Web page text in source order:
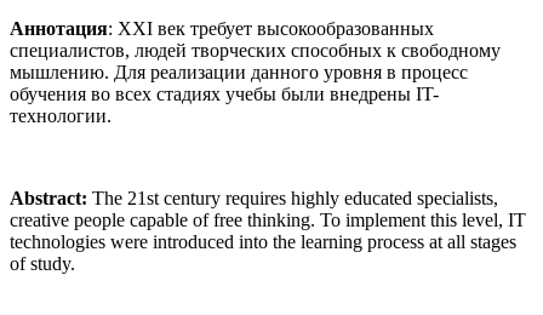
Аннотация: XXI век требует высокообразованных
специалистов, людей творческих способных к свободному
мышлению. Для реализации данного уровня в процесс
обучения во всех стадиях учебы были внедрены IT-
технологии.
Abstract: The 21st century requires highly educated specialists,
creative people capable of free thinking. To implement this level, IT
technologies were introduced into the learning process at all stages
of study.